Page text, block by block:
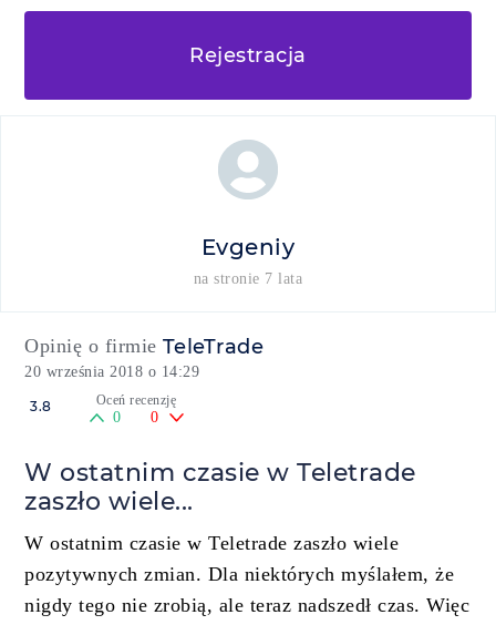
Rejestracja
Opinię o firmie TeleTrade
20 września 2018 o 14:29
3.8 Oceń recenzję
0 0
W ostatnim czasie w Teletrade
zaszło wiele...
W ostatnim czasie w Teletrade zaszło wiele
pozytywnych zmian. Dla niektórych myślałem, że
nigdy tego nie zrobią, ale teraz nadszedł czas. Więc
Evgeniy
na stronie 7 lata